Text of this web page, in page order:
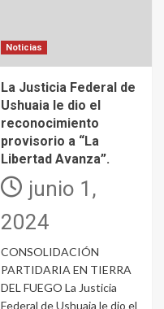
Noticias
La Justicia Federal de
Ushuaia le dio el
reconocimiento
provisorio a “La
Libertad Avanza”.
junio 1,
2024
CONSOLIDACIÓN
PARTIDARIA EN TIERRA
DEL FUEGO La Justicia
Federal de Ushuaia le dio el